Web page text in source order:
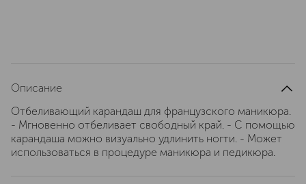
Описание
Отбеливающий карандаш для французского маникюра.
- Мгновенно отбеливает свободный край. - С помощью
карандаша можно визуально удлинить ногти. - Может
использоваться в процедуре маникюра и педикюра.